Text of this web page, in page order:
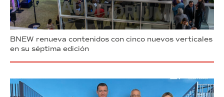
BNEW renueva contenidos con cinco nuevos verticales
en su séptima edición